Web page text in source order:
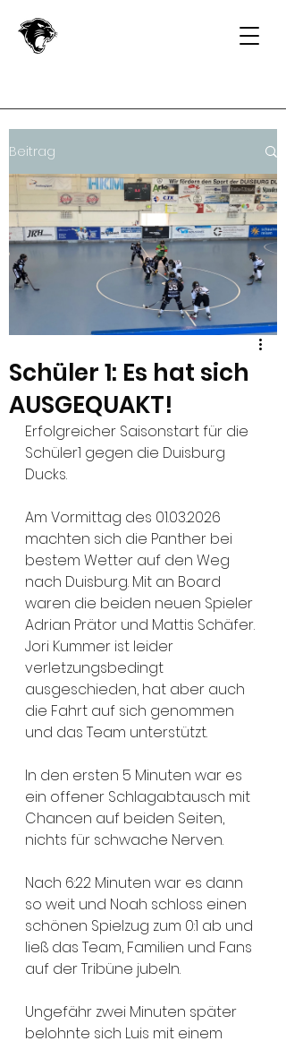
Beitrag
Schüler 1: Es hat sich
AUSGEQUAKT!
Erfolgreicher Saisonstart für die
Schüler1 gegen die Duisburg
Ducks.
Am Vormittag des 01.03.2026
machten sich die Panther bei
bestem Wetter auf den Weg
nach Duisburg. Mit an Board
waren die beiden neuen Spieler
Adrian Prätor und Mattis Schäfer.
Jori Kummer ist leider
verletzungsbedingt
ausgeschieden, hat aber auch
die Fahrt auf sich genommen
und das Team unterstützt.
In den ersten 5 Minuten war es
ein offener Schlagabtausch mit
Chancen auf beiden Seiten,
nichts für schwache Nerven.
Nach 6:22 Minuten war es dann
so weit und Noah schloss einen
schönen Spielzug zum 0:1 ab und
ließ das Team, Familien und Fans
auf der Tribüne jubeln.
Ungefähr zwei Minuten später
belohnte sich Luis mit einem